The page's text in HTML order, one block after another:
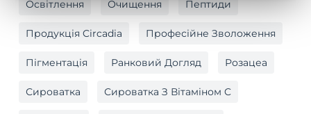
Освітлення Очищення Пептиди
Продукція Circadia Професійне Зволоження
Пігментація Ранковий Догляд Розацеа
Сироватка Сироватка З Вітаміном C